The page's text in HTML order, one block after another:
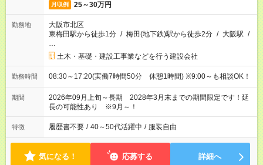
月収例 25～30万円
勤務地
大阪市北区
東梅田駅から徒歩1分 / 梅田(地下鉄)駅から徒歩2分 / 大阪駅 /
…
土木・基礎・建設工事業などを行う建設会社
勤務時間 08:30～17:20(実働7時間50分 休憩1時間) ※9:00～も相談OK！
期間
2026年09月上旬～長期 2028年3月末までの期間限定です！延
長の可能性あり ※9月～！
特徴 履歴書不要 / 40～50代活躍中 / 服装自由
気になる！ 応募する 詳細へ